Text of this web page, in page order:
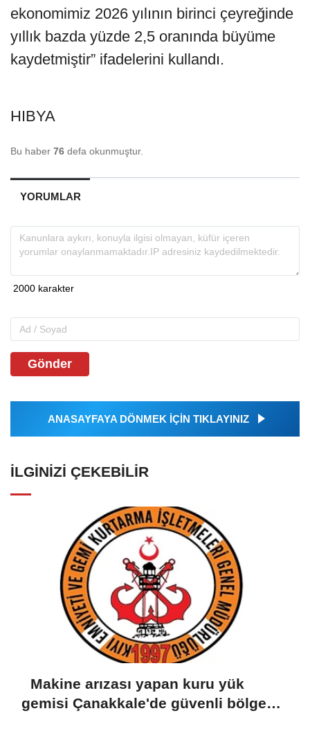
ekonomimiz 2026 yılının birinci çeyreğinde
yıllık bazda yüzde 2,5 oranında büyüme
kaydetmiştir” ifadelerini kullandı.
HIBYA
Bu haber 76 defa okunmuştur.
YORUMLAR
Gönder
ANASAYFAYA DÖNMEK İÇİN TIKLAYINIZ
İLGINIZI ÇEKEBILIR
Makine arızası yapan kuru yük
gemisi Çanakkale'de güvenli bölgeye